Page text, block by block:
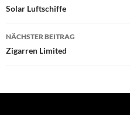
Solar Luftschiffe
NÄCHSTER BEITRAG
Zigarren Limited